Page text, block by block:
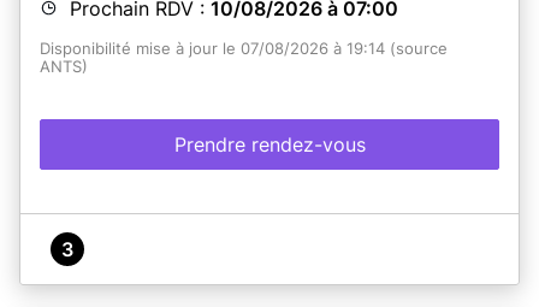
Prochain RDV : 10/08/2026 à 07:00
Disponibilité mise à jour le 07/08/2026 à 19:14 (source
ANTS)
Prendre rendez-vous
3